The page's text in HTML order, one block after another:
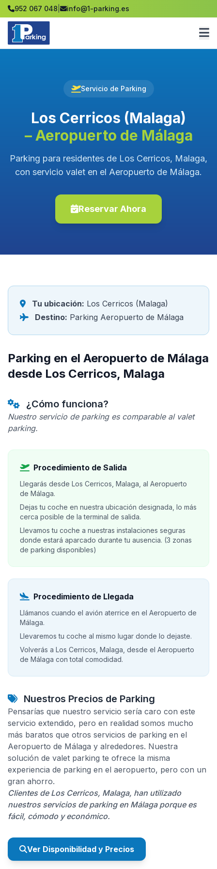
952 067 048 info@1-parking.es
Servicio de Parking
Los Cerricos (Malaga)
– Aeropuerto de Málaga
Parking para residentes de Los Cerricos, Malaga,
con servicio valet en el Aeropuerto de Málaga.
Reservar Ahora
Tu ubicación: Los Cerricos (Malaga)
Destino: Parking Aeropuerto de Málaga
Parking en el Aeropuerto de Málaga
desde Los Cerricos, Malaga
¿Cómo funciona?
Nuestro servicio de parking es comparable al valet
parking.
Procedimiento de Salida
Llegarás desde Los Cerricos, Malaga, al Aeropuerto
de Málaga.
Dejas tu coche en nuestra ubicación designada, lo más
cerca posible de la terminal de salida.
Llevamos tu coche a nuestras instalaciones seguras
donde estará aparcado durante tu ausencia. (3 zonas
de parking disponibles)
Procedimiento de Llegada
Llámanos cuando el avión aterrice en el Aeropuerto de
Málaga.
Llevaremos tu coche al mismo lugar donde lo dejaste.
Volverás a Los Cerricos, Malaga, desde el Aeropuerto
de Málaga con total comodidad.
Nuestros Precios de Parking
Pensarías que nuestro servicio sería caro con este
servicio extendido, pero en realidad somos mucho
más baratos que otros servicios de parking en el
Aeropuerto de Málaga y alrededores. Nuestra
solución de valet parking te ofrece la misma
experiencia de parking en el aeropuerto, pero con un
gran ahorro.
Clientes de Los Cerricos, Malaga, han utilizado
nuestros servicios de parking en Málaga porque es
fácil, cómodo y económico.
Ver Disponibilidad y Precios